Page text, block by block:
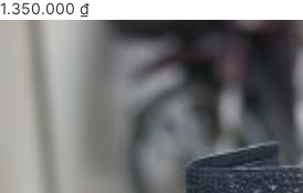
1.350.000 ₫